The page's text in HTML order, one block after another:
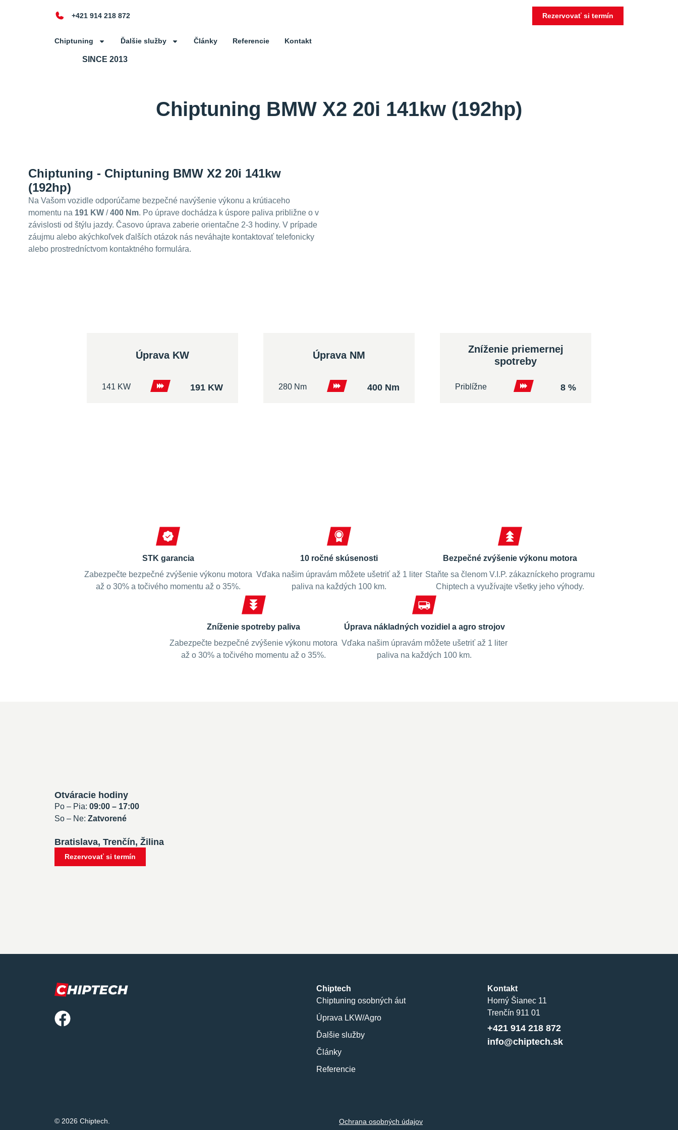
+421 914 218 872 Rezervovať si termín
SINCE 2013
Chiptuning Ďalšie služby Články Referencie Kontakt
Chiptuning BMW X2 20i 141kw (192hp)
Chiptuning - Chiptuning BMW X2 20i 141kw
(192hp)
Na Vašom vozidle odporúčame bezpečné navýšenie výkonu a krútiaceho
momentu na 191 KW /400 Nm. Po úprave dochádza k úspore paliva približne o v
závislosti od štýlu jazdy. Časovo úprava zaberie orientačne 2-3 hodiny. V prípade
záujmu alebo akýchkoľvek ďalších otázok nás neváhajte kontaktovať telefonicky
alebo prostredníctvom kontaktného formulára.
Úprava KW
141 KW 191 KW
Úprava NM
280 Nm 400 Nm
Zníženie priemernej
spotreby
Priblížne 8 %
STK garancia
Zabezpečte bezpečné zvýšenie výkonu motora
až o 30% a točivého momentu až o 35%.
10 ročné skúsenosti
Vďaka našim úpravám môžete ušetriť až 1 liter
paliva na každých 100 km.
Bezpečné zvýšenie výkonu motora
Staňte sa členom V.I.P. zákazníckeho programu
Chiptech a využívajte všetky jeho výhody.
Zníženie spotreby paliva
Zabezpečte bezpečné zvýšenie výkonu motora
až o 30% a točivého momentu až o 35%.
Úprava nákladných vozidiel a agro strojov
Vďaka našim úpravám môžete ušetriť až 1 liter
paliva na každých 100 km.
Otváracie hodiny
Po – Pia: 09:00 – 17:00
So – Ne: Zatvorené
Bratislava, Trenčín, Žilina
Rezervovať si termín
Chiptech
Chiptuning osobných áut
Úprava LKW/Agro
Ďalšie služby
Články
Referencie
Kontakt
Horný Šianec 11
Trenčín 911 01
+421 914 218 872
info@chiptech.sk
© 2026 Chiptech. Ochrana osobných údajov